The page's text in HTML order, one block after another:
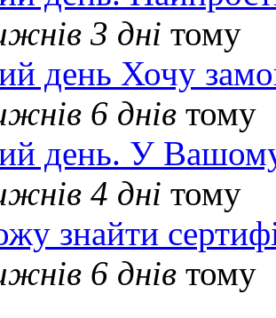
3 дні тому
день Хочу
6 днів тому
день. У Вашому
4 дні тому
знайти
6 днів тому